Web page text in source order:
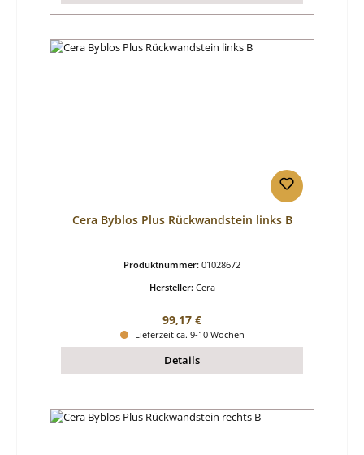
Cera Byblos Plus Rückwandstein links B
Produktnummer: 01028672
Hersteller: Cera
Regulärer Preis:
99,17 €
Lieferzeit ca. 9-10 Wochen
Details